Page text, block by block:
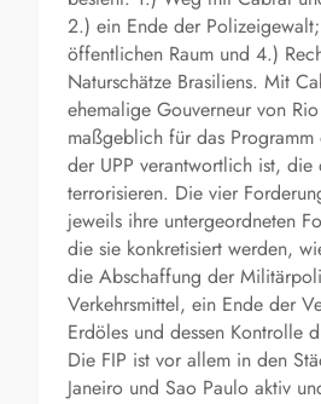
2.) ein Ende der
öffentlichen Raum und 4.)
Naturschätze Brasiliens. Mit
ehemalige Gouverneur von
maßgeblich für das
der UPP verantwortlich ist, die
terrorisieren. Die vier
jeweils ihre untergeordneten
die sie konkretisiert werden,
die Abschaffung der
Verkehrsmittel, ein Ende der
Erdöles und dessen Kontrolle
Die FIP ist vor allem in den
Janeiro und Sao Paulo aktiv